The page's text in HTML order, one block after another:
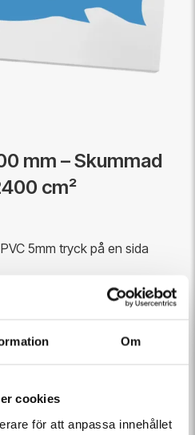
Om
cookies
för att anpassa innehållet
mm – Skummad
cm²
5mm tryck på en sida
400